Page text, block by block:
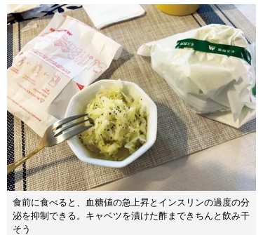
食前に食べると、血糖値の急上昇とインスリンの過度の分
泌を抑制できる。キャベツを漬けた酢まできちんと飲み干
そう